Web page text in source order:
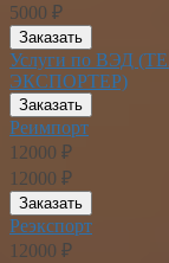
5000 ₽
Заказать
Услуги по ВЭД
ЭКСПОРТЕР)
Заказать
Реимпорт
12000 ₽
12000 ₽
Заказать
Реэкспорт
12000 ₽